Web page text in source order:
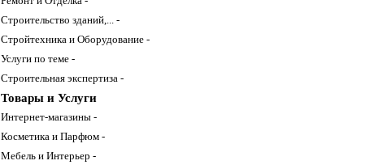
Строительство зданий,... -
Стройтехника и Оборудование -
Услуги по теме -
Строительная экспертиза -
Товары и Услуги
Интернет-магазины -
Косметика и Парфюм -
Мебель и Интерьер -